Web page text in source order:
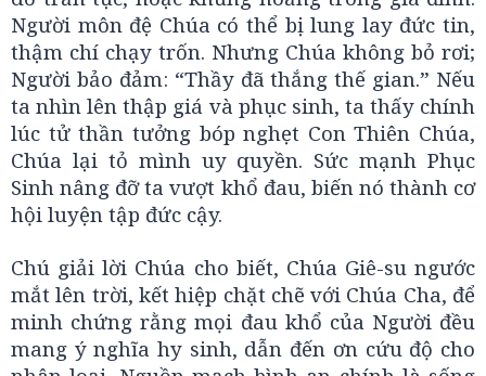
Người môn đệ Chúa có thể bị lung lay đức tin,
thậm chí chạy trốn. Nhưng Chúa không bỏ rơi;
Người bảo đảm: “Thầy đã thắng thế gian.” Nếu
ta nhìn lên thập giá và phục sinh, ta thấy chính
lúc tử thần tưởng bóp nghẹt Con Thiên Chúa,
Chúa lại tỏ mình uy quyền. Sức mạnh Phục
Sinh nâng đỡ ta vượt khổ đau, biến nó thành cơ
hội luyện tập đức cậy.
Chú giải lời Chúa cho biết, Chúa Giê-su ngước
mắt lên trời, kết hiệp chặt chẽ với Chúa Cha, để
minh chứng rằng mọi đau khổ của Người đều
mang ý nghĩa hy sinh, dẫn đến ơn cứu độ cho